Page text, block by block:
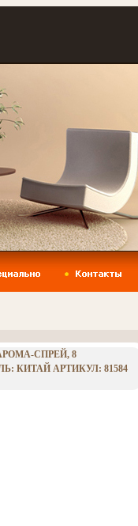
СПРЕЙ, 8
КИТАЙ АРТИКУЛ: 81584